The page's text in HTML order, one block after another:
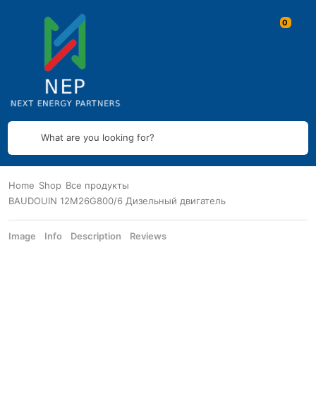
What are you looking for?
Home Shop Все продукты
BAUDOUIN 12M26G800/6 Дизельный двигатель
Image Info Description Reviews